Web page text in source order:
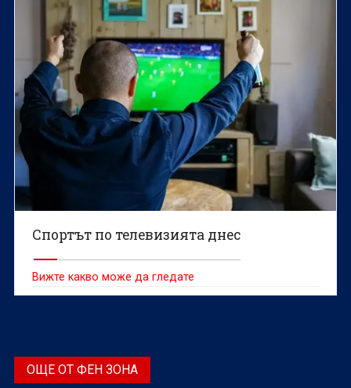
Спортът по телевизията днес
Вижте какво може да гледате
ОЩЕ ОТ ФЕН ЗОНА